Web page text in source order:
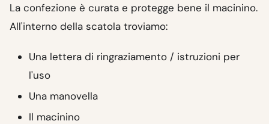
La confezione è curata e protegge bene il macinino.
All'interno della scatola troviamo:
Una lettera di ringraziamento / istruzioni per
l'uso
Una manovella
Il macinino